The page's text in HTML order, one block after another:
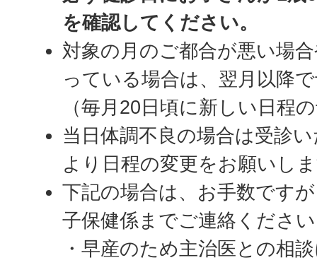
を確認してください。
対象の月のご都合が悪い場
っている場合は、翌月以降
（毎月20日頃に新しい日程
当日体調不良の場合は受診
より日程の変更をお願いし
下記の場合は、お手数です
子保健係までご連絡くださ
・早産のため主治医との相